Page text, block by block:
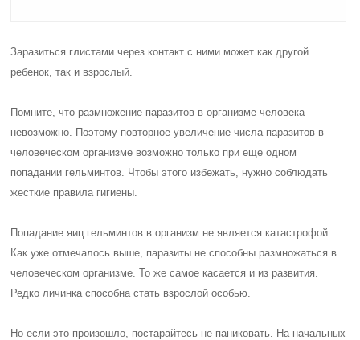
Заразиться глистами через контакт с ними может как другой
ребенок, так и взрослый.
Помните, что размножение паразитов в организме человека
невозможно. Поэтому повторное увеличение числа паразитов в
человеческом организме возможно только при еще одном
попадании гельминтов. Чтобы этого избежать, нужно соблюдать
жесткие правила гигиены.
Попадание яиц гельминтов в организм не является катастрофой.
Как уже отмечалось выше, паразиты не способны размножаться в
человеческом организме. То же самое касается и из развития.
Редко личинка способна стать взрослой особью.
Но если это произошло, постарайтесь не паниковать. На начальных